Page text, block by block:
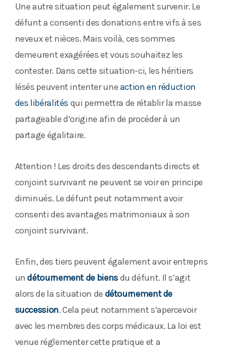
Une autre situation peut également survenir. Le
défunt a consenti des donations entre vifs à ses
neveux et nièces. Mais voilà, ces sommes
demeurent exagérées et vous souhaitez les
contester. Dans cette situation-ci, les héritiers
lésés peuvent intenter uneaction en réduction
des libéralités qui permettra de rétablir la masse
partageable d’origine afin de procéder à un
partage égalitaire.
Attention ! Les droits des descendants directs et
conjoint survivant ne peuvent se voir en principe
diminués. Le défunt peut notamment avoir
consenti des avantages matrimoniaux à son
conjoint survivant.
Enfin, des tiers peuvent également avoir entrepris
undétournement de biensdu défunt. Il s’agit
alors de la situation de détournement de
succession. Cela peut notamment s’apercevoir
avec les membres des corps médicaux. La loi est
venue réglementer cette pratique et a